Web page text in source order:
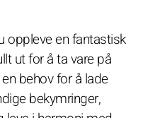
oppleve en fantastisk
ut for å ta vare på
behov for å lade
bekymringer,